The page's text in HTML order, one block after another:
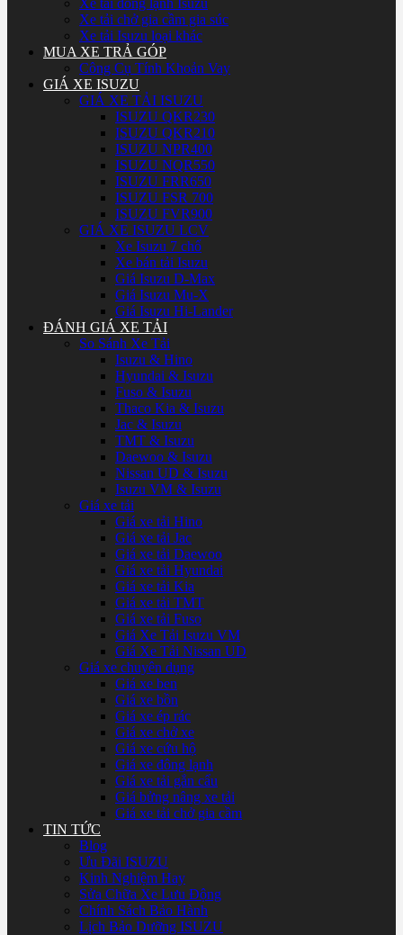
Xe tải đông lạnh Isuzu
Xe tải chở gia cầm gia súc
Xe tải Isuzu loại khác
MUA XE TRẢ GÓP
Công Cụ Tính Khoản Vay
GIÁ XE ISUZU
GIÁ XE TẢI ISUZU
ISUZU QKR230
ISUZU QKR210
ISUZU NPR400
ISUZU NQR550
ISUZU FRR650
ISUZU FSR 700
ISUZU FVR900
GIÁ XE ISUZU LCV
Xe Isuzu 7 chổ
Xe bán tải Isuzu
Giá Isuzu D-Max
Giá Isuzu Mu-X
Giá Isuzu Hi-Lander
ĐÁNH GIÁ XE TẢI
So Sánh Xe Tải
Isuzu & Hino
Hyundai & Isuzu
Fuso & Isuzu
Thaco Kia & Isuzu
Jac & Isuzu
TMT & Isuzu
Daewoo & Isuzu
Nissan UD & Isuzu
Isuzu VM & Isuzu
Giá xe tải
Giá xe tải Hino
Giá xe tải Jac
Giá xe tải Daewoo
Giá xe tải Hyundai
Giá xe tải Kia
Giá xe tải TMT
Giá xe tải Fuso
Giá Xe Tải Isuzu VM
Giá Xe Tải Nissan UD
Giá xe chuyên dụng
Giá xe ben
Giá xe bồn
Giá xe ép rác
Giá xe chở xe
Giá xe cứu hộ
Giá xe đông lạnh
Giá xe tải gắn cẩu
Giá bửng nâng xe tải
Giá xe tải chở gia cầm
TIN TỨC
Blog
Ưu Đãi ISUZU
Kinh Nghiệm Hay
Sửa Chữa Xe Lưu Động
Chính Sách Bảo Hành
Lịch Bảo Dưỡng ISUZU